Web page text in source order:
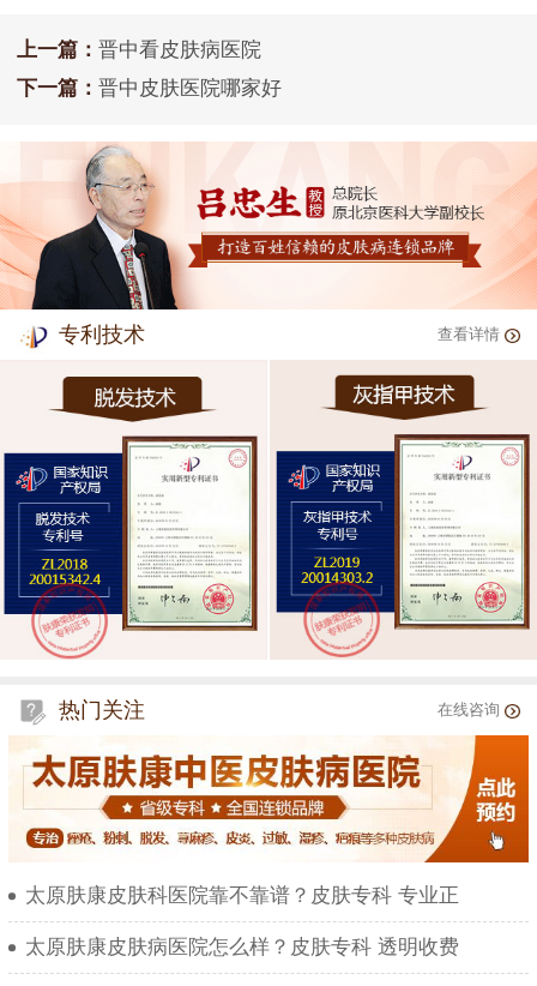
上一篇： 晋中看皮肤病医院
下一篇： 晋中皮肤医院哪家好
专利技术 查看详情
热门关注 在线咨询
太原肤康皮肤科医院靠不靠谱？皮肤专科 专业正
太原肤康皮肤病医院怎么样？皮肤专科 透明收费